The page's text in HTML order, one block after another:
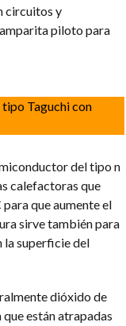
circuitos y
piloto para
Taguchi con
del tipo n
calefactoras que
que aumente el
sirve también para
la superficie del
dióxido de
están atrapadas